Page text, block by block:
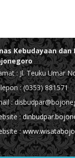
Kebudayaan
: Jl. Teuku Umar
: (0353) 881571
:
:
: